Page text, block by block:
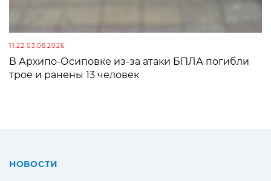
11:22 03.08.2026
В Архипо-Осиповке из-за атаки БПЛА погибли
трое и ранены 13 человек
НОВОСТИ